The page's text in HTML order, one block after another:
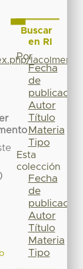
Buscar
en RI
Por
Fecha
de
publicación
Autor
Título
Materia
Tipo
Esta
colección
Fecha
de
publicación
Autor
Título
Materia
Tipo